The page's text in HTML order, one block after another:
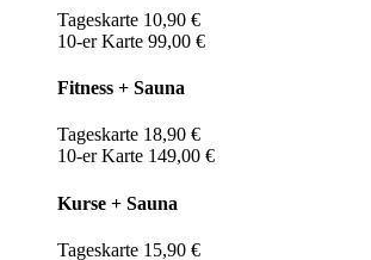
Tageskarte 10,90 €
10-er Karte 99,00 €
Fitness + Sauna
Tageskarte 18,90 €
10-er Karte 149,00 €
Kurse + Sauna
Tageskarte 15,90 €